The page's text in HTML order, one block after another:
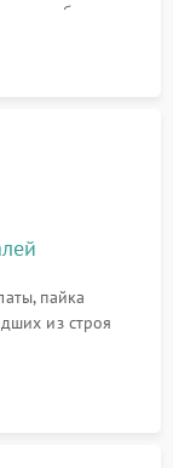
и турбины
и инфракрасных
пайка
из строя
шлейфов и